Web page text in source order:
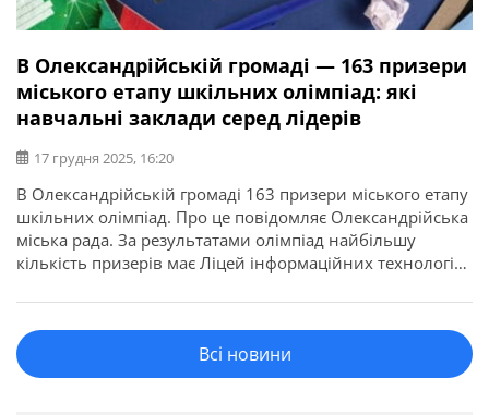
В Олександрійській громаді — 163 призери
міського етапу шкільних олімпіад: які
навчальні заклади серед лідерів
17 грудня 2025, 16:20
В Олександрійській громаді 163 призери міського етапу
шкільних олімпіад. Про це повідомляє Олександрійська
міська рада. За результатами олімпіад найбільшу
кількість призерів має Ліцей інформаційних технологій
із 47 призерами. На третьому – ліцей №17, де
призерами стали 18 учнів. Найбільше призерів із
української мови і літератури, історії […]
Всі новини